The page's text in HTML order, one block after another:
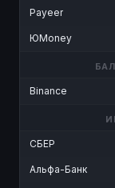
Payeer
ЮMoney
Binance
СБЕР
Альфа-Банк